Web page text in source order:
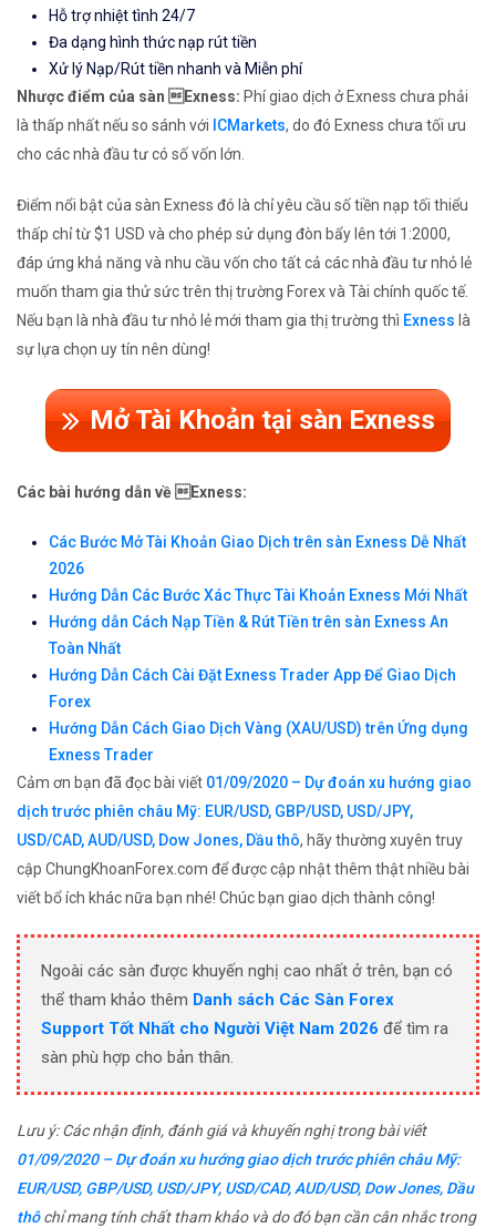
Hỗ trợ nhiệt tình 24/7
Đa dạng hình thức nạp rút tiền
Xử lý Nạp/Rút tiền nhanh và Miễn phí
Nhược điểm của sàn Exness: Phí giao dịch ở Exness chưa phải
là thấp nhất nếu so sánh với ICMarkets, do đó Exness chưa tối ưu
cho các nhà đầu tư có số vốn lớn.
Điểm nổi bật của sàn Exness đó là chỉ yêu cầu số tiền nạp tối thiểu
thấp chỉ từ $1 USD và cho phép sử dụng đòn bẩy lên tới 1:2000,
đáp ứng khả năng và nhu cầu vốn cho tất cả các nhà đầu tư nhỏ lẻ
muốn tham gia thử sức trên thị trường Forex và Tài chính quốc tế.
Nếu bạn là nhà đầu tư nhỏ lẻ mới tham gia thị trường thì Exness là
sự lựa chọn uy tín nên dùng!
Mở Tài Khoản tại sàn Exness
Các bài hướng dẫn về Exness:
Các Bước Mở Tài Khoản Giao Dịch trên sàn Exness Dễ Nhất
2026
Hướng Dẫn Các Bước Xác Thực Tài Khoản Exness Mới Nhất
Hướng dẫn Cách Nạp Tiền & Rút Tiền trên sàn Exness An
Toàn Nhất
Hướng Dẫn Cách Cài Đặt Exness Trader App Để Giao Dịch
Forex
Hướng Dẫn Cách Giao Dịch Vàng (XAU/USD) trên Ứng dụng
Exness Trader
Cảm ơn bạn đã đọc bài viết 01/09/2020 – Dự đoán xu hướng giao
dịch trước phiên châu Mỹ: EUR/USD, GBP/USD, USD/JPY,
USD/CAD, AUD/USD, Dow Jones, Dầu thô, hãy thường xuyên truy
cập ChungKhoanForex.com để được cập nhật thêm thật nhiều bài
viết bổ ích khác nữa bạn nhé! Chúc bạn giao dịch thành công!
Ngoài các sàn được khuyến nghị cao nhất ở trên, bạn có
thể tham khảo thêm Danh sách Các Sàn Forex
Support Tốt Nhất cho Người Việt Nam 2026 để tìm ra
sàn phù hợp cho bản thân.
Lưu ý: Các nhận định, đánh giá và khuyến nghị trong bài viết
01/09/2020 – Dự đoán xu hướng giao dịch trước phiên châu Mỹ:
EUR/USD, GBP/USD, USD/JPY, USD/CAD, AUD/USD, Dow Jones, Dầu
thôchỉ mang tính chất tham khảo và do đó bạn cần cân nhắc trong